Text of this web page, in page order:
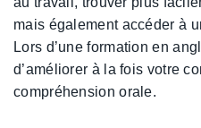
mais également accéder à
Lors d’une formation en
d’améliorer à la fois votre
compréhension orale.